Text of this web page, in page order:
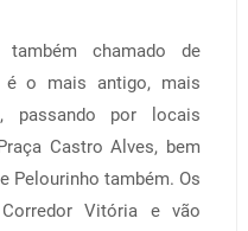
também chamado de
é o mais antigo, mais
passando por locais
Castro Alves, bem
Pelourinho também. Os
Vitória e vão